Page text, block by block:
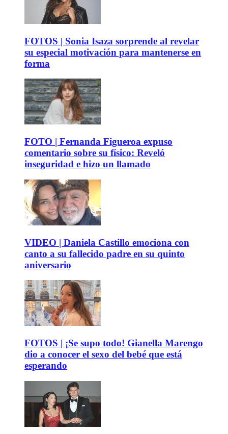
FOTOS | Sonia Isaza sorprende al revelar
su especial motivación para mantenerse en
forma
FOTO | Fernanda Figueroa expuso
comentario sobre su físico: Reveló
inseguridad e hizo un llamado
VIDEO | Daniela Castillo emociona con
canto a su fallecido padre en su quinto
aniversario
FOTOS | ¡Se supo todo! Gianella Marengo
dio a conocer el sexo del bebé que está
esperando